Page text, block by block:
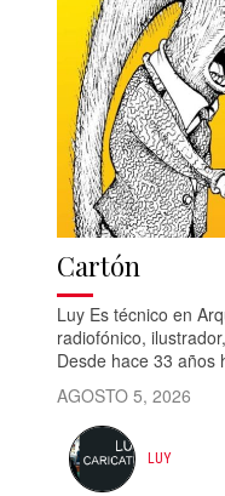
Cartón
Luy Es técnico en
radiofónico,
Desde hace 33 años
AGOSTO 5, 2026
LUY